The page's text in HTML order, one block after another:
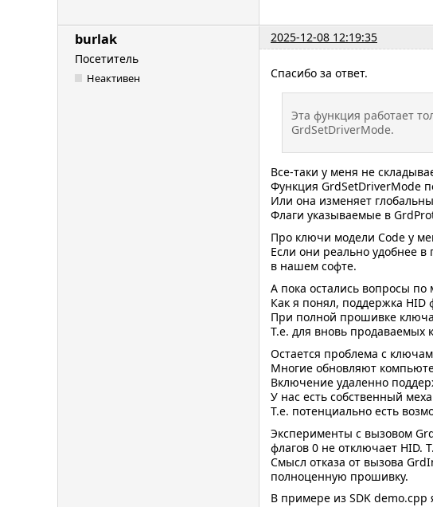
burlak
2025-12-08 12:19:35
Посетитель
Неактивен Спасибо за ответ.
Эта функция работает
GrdSetDriverMode.
Все-таки у меня не
Функция GrdSetDriverMode
Или она изменяет
Флаги указываемые в
Про ключи модели Code у
Если они реально удобнее
в нашем софте.
А пока остались вопросы по
Как я понял, поддержка HID
При полной прошивке
Т.е. для вновь продаваемых
Остается проблема с
Многие обновляют
Включение удаленно
У нас есть собственный
Т.е. потенциально есть
Эксперименты с вызовом
флагов 0 не отключает HID.
Смысл отказа от вызова
полноценную прошивку.
В примере из SDK demo.cpp